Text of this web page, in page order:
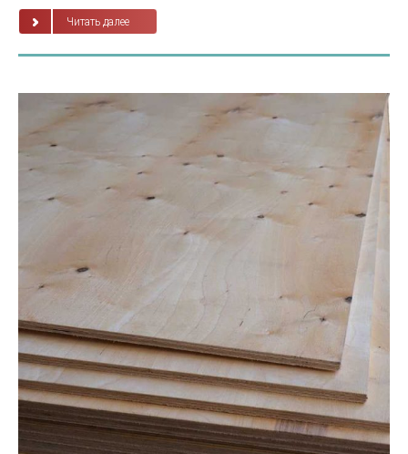
Читать далее